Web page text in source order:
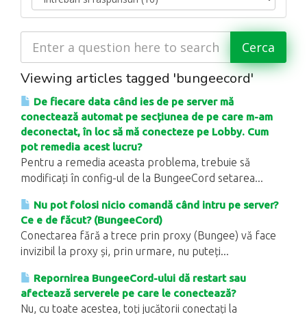
Viewing articles tagged 'bungeecord'
De fiecare data când ies de pe server mă
conectează automat pe secțiunea de pe care m-am
deconectat, în loc să mă conecteze pe Lobby. Cum
pot remedia acest lucru?
Pentru a remedia aceasta problema, trebuie să
modificați în config-ul de la BungeeCord setarea...
Nu pot folosi nicio comandă când intru pe server?
Ce e de făcut? (BungeeCord)
Conectarea fără a trece prin proxy (Bungee) vă face
invizibil la proxy și, prin urmare, nu puteți...
Repornirea BungeeCord-ului dă restart sau
afectează serverele pe care le conectează?
Nu, cu toate acestea, toți jucătorii conectați la